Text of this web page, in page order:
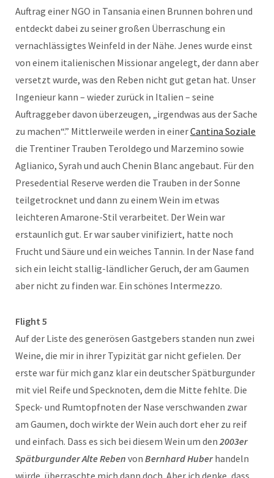
Auftrag einer NGO in Tansania einen Brunnen bohren und
entdeckt dabei zu seiner großen Überraschung ein
vernachlässigtes Weinfeld in der Nähe. Jenes wurde einst
von einem italienischen Missionar angelegt, der dann aber
versetzt wurde, was den Reben nicht gut getan hat. Unser
Ingenieur kann – wieder zurück in Italien – seine
Auftraggeber davon überzeugen, „irgendwas aus der Sache
zu machen“.” Mittlerweile werden in einerCantina Soziale
die Trentiner Trauben Teroldego und Marzemino sowie
Aglianico, Syrah und auch Chenin Blanc angebaut. Für den
Presedential Reserve werden die Trauben in der Sonne
teilgetrocknet und dann zu einem Wein im etwas
leichteren Amarone-Stil verarbeitet. Der Wein war
erstaunlich gut. Er war sauber vinifiziert, hatte noch
Frucht und Säure und ein weiches Tannin. In der Nase fand
sich ein leicht stallig-ländlicher Geruch, der am Gaumen
aber nicht zu finden war. Ein schönes Intermezzo.
Flight 5
Auf der Liste des generösen Gastgebers standen nun zwei
Weine, die mir in ihrer Typizität gar nicht gefielen. Der
erste war für mich ganz klar ein deutscher Spätburgunder
mit viel Reife und Specknoten, dem die Mitte fehlte. Die
Speck- und Rumtopfnoten der Nase verschwanden zwar
am Gaumen, doch wirkte der Wein auch dort eher zu reif
und einfach. Dass es sich bei diesem Wein um den 2003er
Spätburgunder Alte Reben von Bernhard Huberhandeln
würde, überraschte mich dann doch. Aber ich denke, dass